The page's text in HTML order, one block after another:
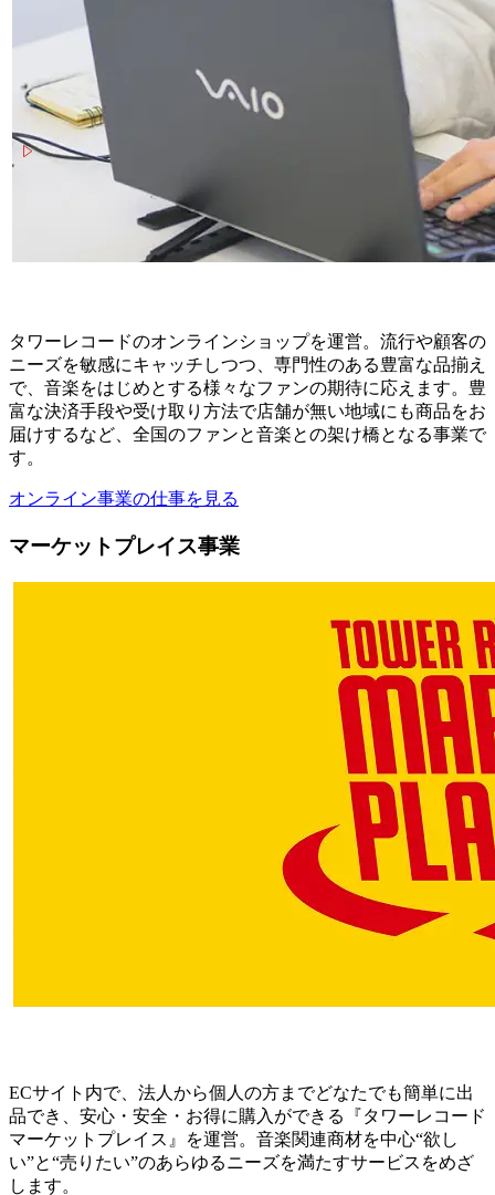
タワーレコードのオンラインショップを運営。流行や顧客の
ニーズを敏感にキャッチしつつ、専門性のある豊富な品揃え
で、音楽をはじめとする様々なファンの期待に応えます。豊
富な決済手段や受け取り方法で店舗が無い地域にも商品をお
届けするなど、全国のファンと音楽との架け橋となる事業で
す。
オンライン事業の仕事を見る
マーケットプレイス事業
ECサイト内で、法人から個人の方までどなたでも簡単に出
品でき、安心・安全・お得に購入ができる『タワーレコード
マーケットプレイス』を運営。音楽関連商材を中心“欲し
い”と“売りたい”のあらゆるニーズを満たすサービスをめざ
します。